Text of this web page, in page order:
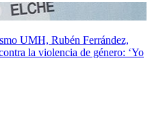
UMH, Rubén Ferrández,
la violencia de género: ‘Yo